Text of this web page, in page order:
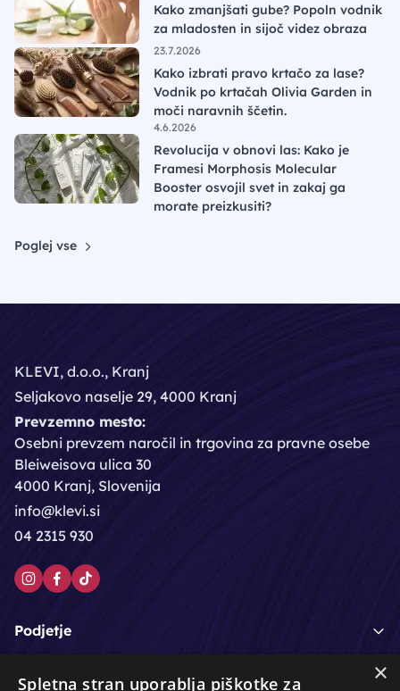
Kako zmanjšati gube? Popoln vodnik
za mladosten in sijoč videz obraza
23.7.2026
Kako izbrati pravo krtačo za lase?
Vodnik po krtačah Olivia Garden in
moči naravnih ščetin.
4.6.2026
Revolucija v obnovi las: Kako je
Framesi Morphosis Molecular
Booster osvojil svet in zakaj ga
morate preizkusiti?
Poglej vse
KLEVI, d.o.o., Kranj
Seljakovo naselje 29, 4000 Kranj
Prevzemno mesto:
Osebni prevzem naročil in trgovina za pravne osebe
Bleiweisova ulica 30
4000 Kranj, Slovenija
info@klevi.si
04 2315 930
Podjetje
Moj račun ×
Spletna stran uporablja piškotke za